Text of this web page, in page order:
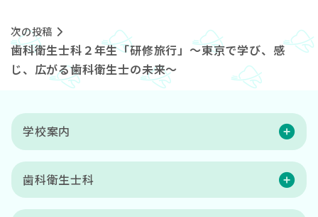
次の投稿
歯科衛生士科２年生「研修旅行」～東京で学び、感
じ、広がる歯科衛生士の未来～
学校案内
歯科衛生士科